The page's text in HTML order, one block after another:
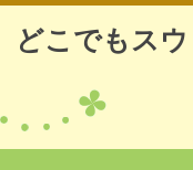
どこでもス